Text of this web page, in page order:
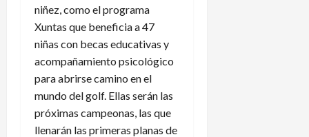
niñez, como el programa
Xuntas que beneficia a 47
niñas con becas educativas y
acompañamiento psicológico
para abrirse camino en el
mundo del golf. Ellas serán las
próximas campeonas, las que
llenarán las primeras planas de